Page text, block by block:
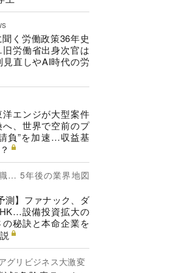
く労働政策36年史
労働省出身次官は
直しやAI時代の労
エンジが大型案件
、世界で空前のプ
負”を加速…収益基
… 5年後の業界地図
測】ファナック、ダ
設備投資拡大の
秘訣と本命企業を
グリビジネス大激変